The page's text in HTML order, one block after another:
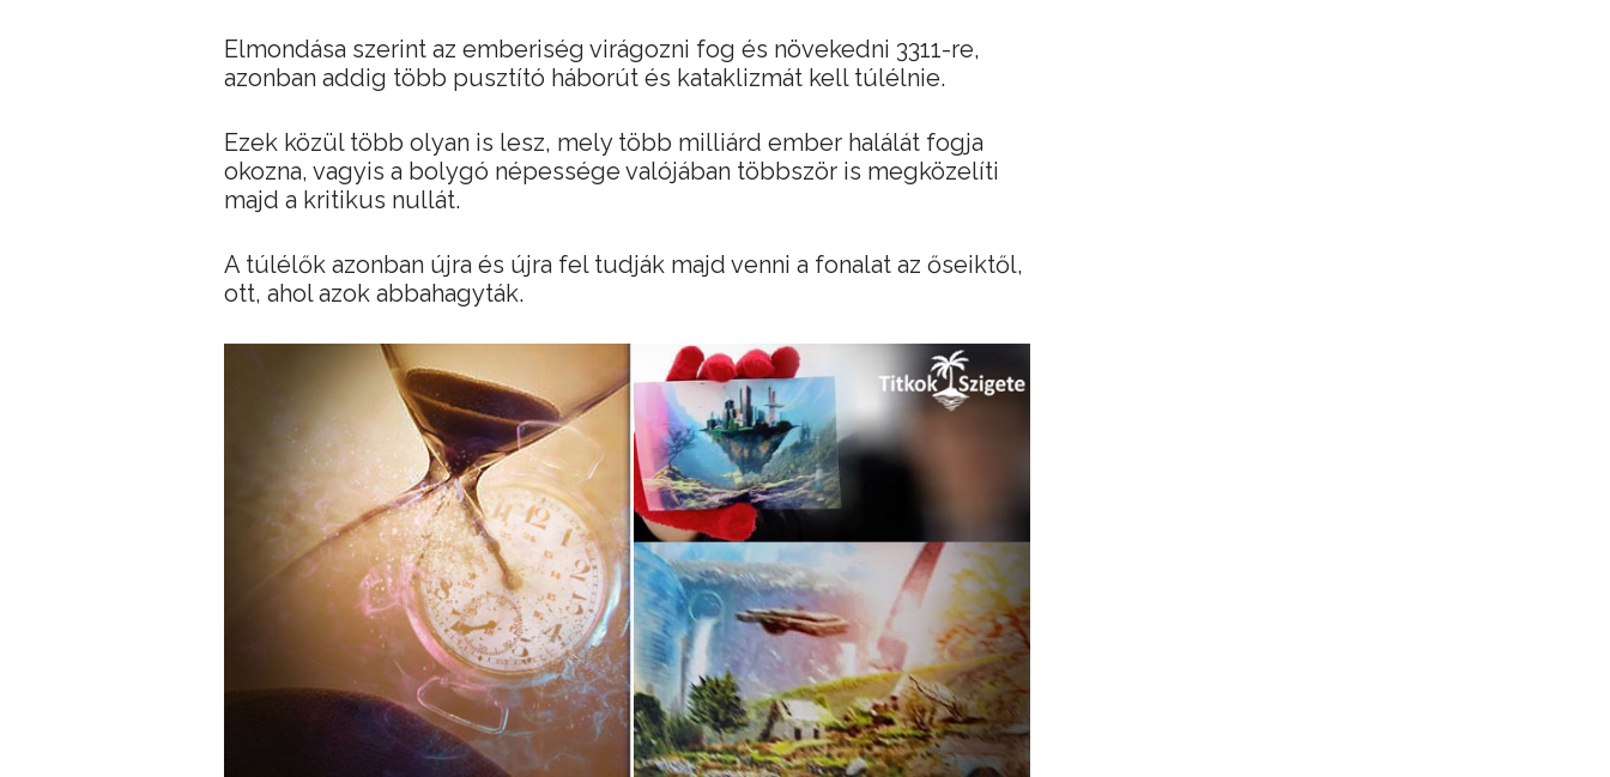
Elmondása szerint az emberiség virágozni fog és növekedni 3311-re,
azonban addig több pusztító háborút és kataklizmát kell túlélnie.
Ezek közül több olyan is lesz, mely több milliárd ember halálát fogja
okozna, vagyis a bolygó népessége valójában többször is megközelíti
majd a kritikus nullát.
A túlélők azonban újra és újra fel tudják majd venni a fonalat az őseiktől,
ott, ahol azok abbahagyták.